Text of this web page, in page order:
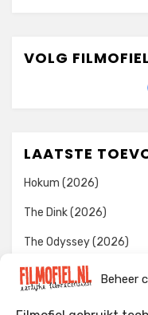
Beheer
VOLG
LAATSTE
Hokum (2026)
The Dink (2026)
The Odyssey (2026)
Evil Dead Burn (2026)